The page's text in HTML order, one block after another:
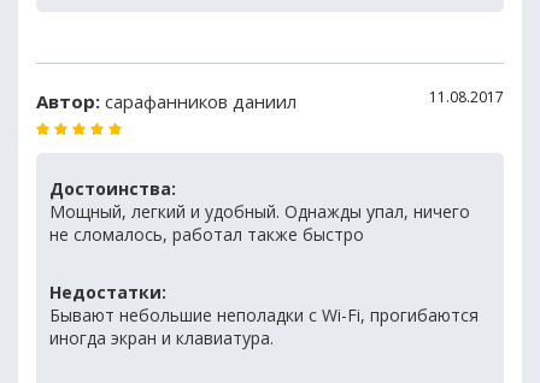
Автор: сарафанников даниил 11.08.2017
Достоинства:
Мощный, легкий и удобный. Однажды упал, ничего
не сломалось, работал также быстро
Недостатки:
Бывают небольшие неполадки с Wi-Fi, прогибаются
иногда экран и клавиатура.